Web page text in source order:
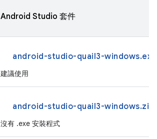
Android Studio 套件
android-studio-quail3-windows.exe
建議使用
android-studio-quail3-windows.zip
沒有 .exe 安裝程式